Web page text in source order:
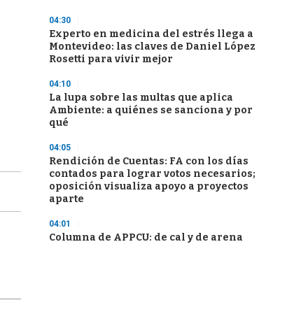
04:30
Experto en medicina del estrés llega a
Montevideo: las claves de Daniel López
Rosetti para vivir mejor
04:10
La lupa sobre las multas que aplica
Ambiente: a quiénes se sanciona y por
qué
04:05
Rendición de Cuentas: FA con los días
contados para lograr votos necesarios;
oposición visualiza apoyo a proyectos
aparte
04:01
Columna de APPCU: de cal y de arena